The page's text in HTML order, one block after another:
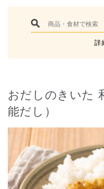
詳
おだしのきいた
能だし）